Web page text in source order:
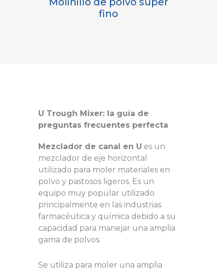
fino
U Trough Mixer: la guía de
preguntas frecuentes perfecta
Mezclador de canal en U es un
mezclador de eje horizontal
utilizado para moler materiales en
polvo y pastosos ligeros. Es un
equipo muy popular utilizado
principalmente en las industrias
farmacéutica y química debido a su
capacidad para manejar una amplia
gama de polvos.
Se utiliza para moler una amplia